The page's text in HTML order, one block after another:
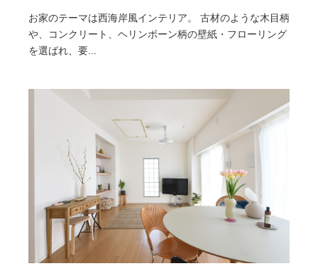
お家のテーマは西海岸風インテリア。 古材のような木目柄
や、コンクリート、ヘリンボーン柄の壁紙・フローリング
を選ばれ、要...